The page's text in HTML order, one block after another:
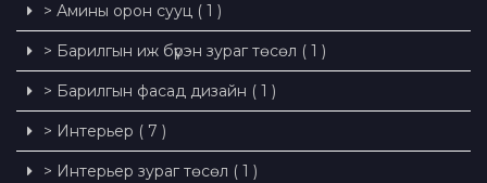
> Амины орон сууц ( 1 )
> Барилгын иж бүрэн зураг төсөл ( 1 )
> Барилгын фасад дизайн ( 1 )
> Интерьер ( 7 )
> Интерьер зураг төсөл ( 1 )